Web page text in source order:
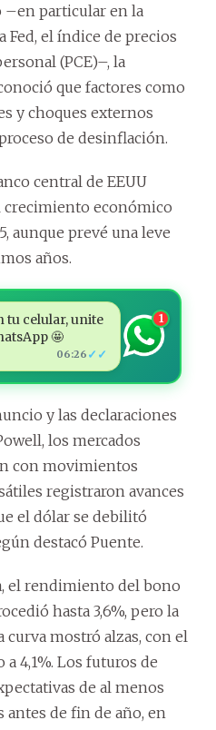
–en particular en la
el índice de precios
(PCE)–, la
que factores como
y choques externos
de desinflación.
central de EEUU
crecimiento económico
aunque prevé una leve
años.
tu celular, unite
🤩
06:26 ✓✓
1
y las declaraciones
los mercados
con movimientos
registraron avances
el dólar se debilitó
destacó Puente.
el rendimiento del bono
hasta 3,6%, pero la
curva mostró alzas, con el
4,1%. Los futuros de
de al menos
antes de fin de año, en